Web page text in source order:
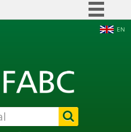
Acesso à informação
Legislação
Canais
EN